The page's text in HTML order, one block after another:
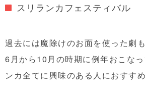
スリランカフェスティバル
過去には魔除けのお面を使った劇
6月から10月の時期に例年おこな
ンカ全てに興味のある人におすすめ